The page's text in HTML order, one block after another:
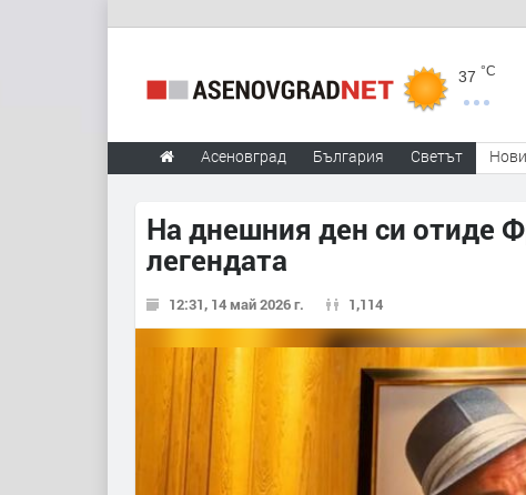
37 °C
Асеновград България Светът
На днешния ден си отиде
легендата
12:31, 14 май 2026 г. 1,114